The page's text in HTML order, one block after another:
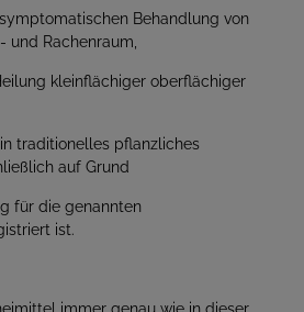
Behandlung von
und Rachenraum,
kleinflächiger oberflächiger
traditionelles pflanzliches
auf Grund
für die genannten
ist.